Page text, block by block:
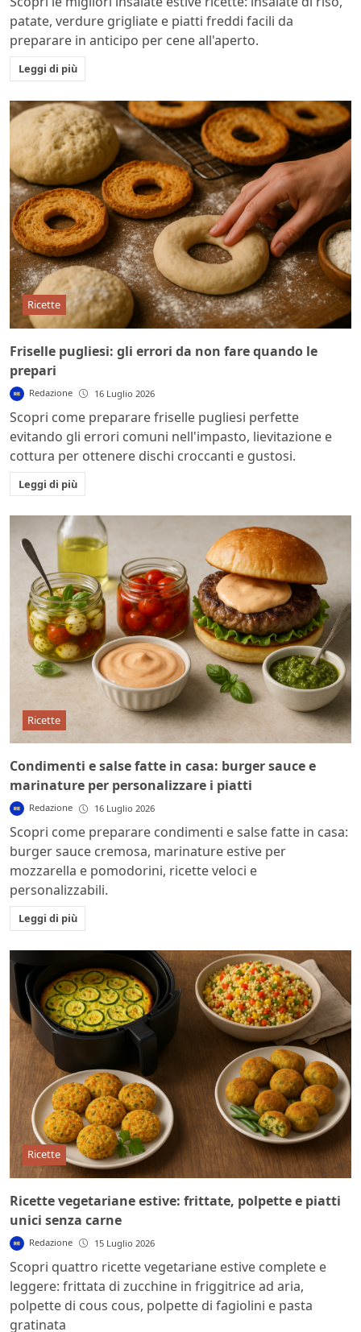
patate, verdure grigliate e piatti freddi facili da
preparare in anticipo per cene all'aperto.
Leggi di più
Ricette
Friselle pugliesi: gli errori da non fare quando le
prepari
Redazione 16 Luglio 2026
Scopri come preparare friselle pugliesi perfette
evitando gli errori comuni nell'impasto, lievitazione e
cottura per ottenere dischi croccanti e gustosi.
Leggi di più
Ricette
Condimenti e salse fatte in casa: burger sauce e
marinature per personalizzare i piatti
Redazione 16 Luglio 2026
Scopri come preparare condimenti e salse fatte in casa:
burger sauce cremosa, marinature estive per
mozzarella e pomodorini, ricette veloci e
personalizzabili.
Leggi di più
Ricette
Ricette vegetariane estive: frittate, polpette e piatti
unici senza carne
Redazione 15 Luglio 2026
Scopri quattro ricette vegetariane estive complete e
leggere: frittata di zucchine in friggitrice ad aria,
polpette di cous cous, polpette di fagiolini e pasta
gratinata